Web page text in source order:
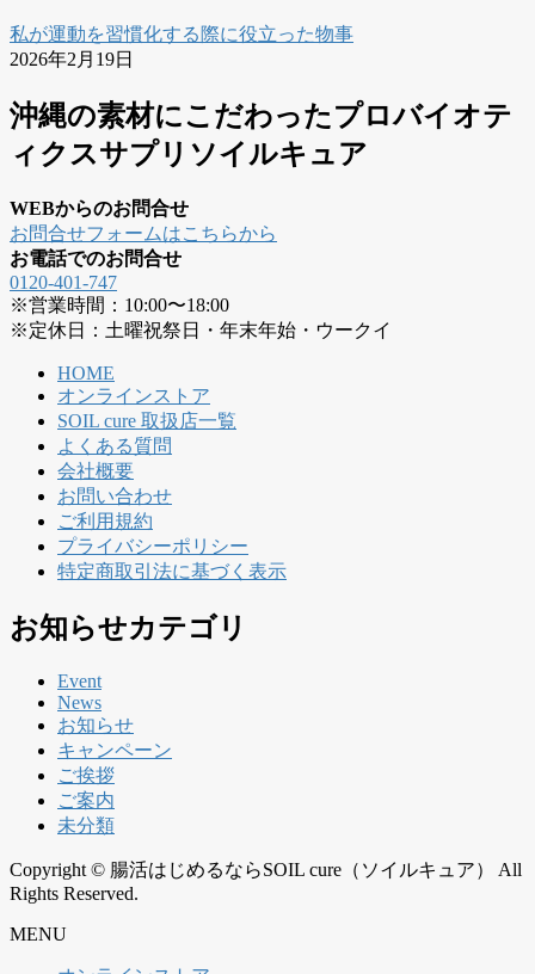
私が運動を習慣化する際に役立った物事
2026年2月19日
沖縄の素材にこだわったプロバイオテ
ィクスサプリソイルキュア
WEBからのお問合せ
お問合せフォームはこちらから
お電話でのお問合せ
0120-401-747
※営業時間：10:00〜18:00
※定休日：土曜祝祭日・年末年始・ウークイ
HOME
オンラインストア
SOIL cure 取扱店一覧
よくある質問
会社概要
お問い合わせ
ご利用規約
プライバシーポリシー
特定商取引法に基づく表示
お知らせカテゴリ
Event
News
お知らせ
キャンペーン
ご挨拶
ご案内
未分類
Copyright © 腸活はじめるならSOIL cure（ソイルキュア） All
Rights Reserved.
MENU